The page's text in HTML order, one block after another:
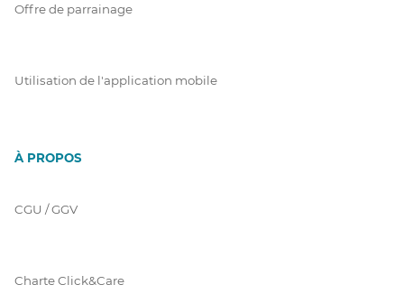
Offre de parrainage
Utilisation de l'application mobile
À PROPOS
CGU / GGV
Charte Click&Care